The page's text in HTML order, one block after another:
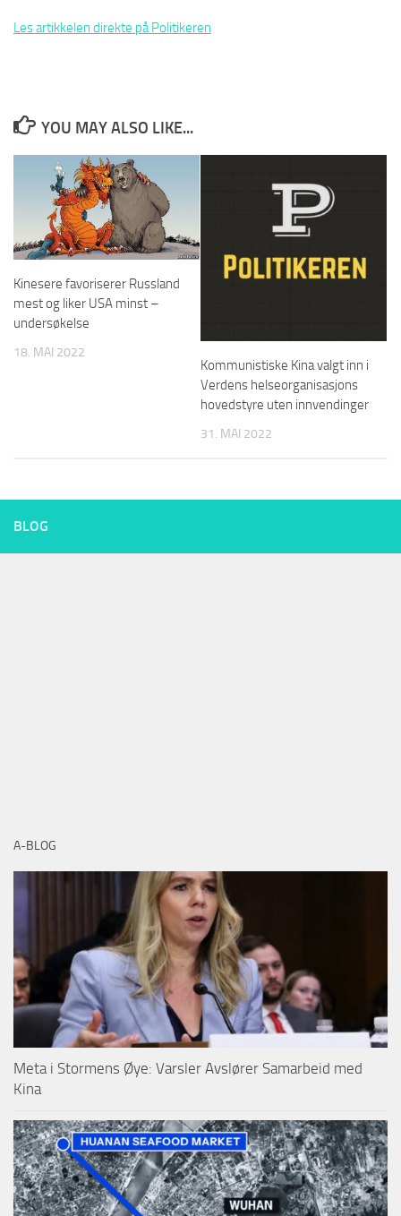
Les artikkelen direkte på Politikeren
YOU MAY ALSO LIKE...
Kinesere favoriserer Russland
mest og liker USA minst –
undersøkelse
18. MAI 2022
Kommunistiske Kina valgt inn i
Verdens helseorganisasjons
hovedstyre uten innvendinger
31. MAI 2022
BLOG
A-BLOG
Meta i Stormens Øye: Varsler Avslører Samarbeid med
Kina